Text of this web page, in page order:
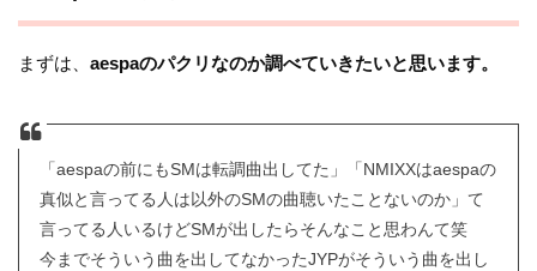
まずは、aespaのパクリなのか調べていきたいと思います。
「aespaの前にもSMは転調曲出してた」「NMIXXはaespaの
真似と言ってる人は以外のSMの曲聴いたことないのか」て
言ってる人いるけどSMが出したらそんなこと思わんて笑
今までそういう曲を出してなかったJYPがそういう曲を出し